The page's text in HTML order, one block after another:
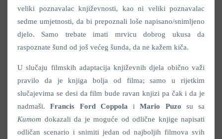
veliki poznavalac književnosti, kao ni veliki poznavalac
sedme umjetnosti, da bi prepoznali loše napisano/snimljeno
djelo. Samo trebate imati mrvicu dobrog ukusa da
raspoznate šund od još većeg šunda, da ne kažem kiča.
U slučaju filmskih adaptacija književnih djela obično važi
pravilo da je knjiga bolja od filma; samo u rijetkim
slučajevima se desi da film bude ravan knjizi pa čak i da je
nadmaši.Francis Ford Coppola iMario Puzo su sa
Kumom dokazali da je moguće od odlične knjige napisati
odličan scenario i snimiti jedan od najboljih filmova svih